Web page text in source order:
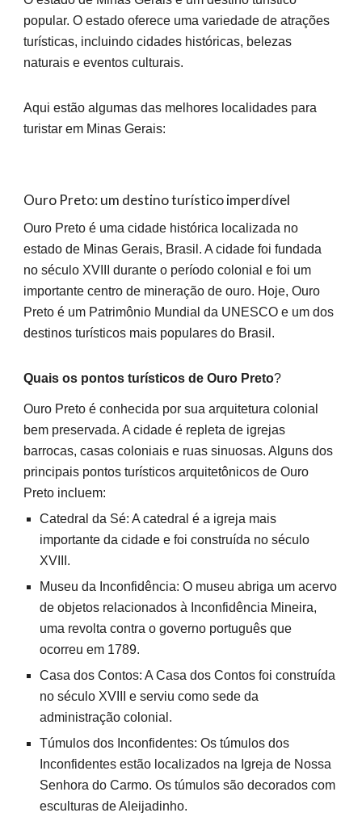
popular. O estado oferece uma variedade de atrações
turísticas, incluindo cidades históricas, belezas
naturais e eventos culturais.
Aqui estão algumas das melhores localidades para
turistarem Minas Gerais:
Ouro Preto: um destino turístico imperdível
Ouro Preto é uma cidade histórica localizada no
estado de Minas Gerais, Brasil. A cidade foi fundada
no século XVIII durante o período colonial e foi um
importante centro de mineração de ouro. Hoje, Ouro
Preto é um Patrimônio Mundial da UNESCO e um dos
destinos turísticos mais populares do Brasil.
Quais os pontos turísticos de Ouro Preto?
Ouro Preto é conhecida por sua arquitetura colonial
bem preservada. A cidade é repleta de igrejas
barrocas, casas coloniais e ruas sinuosas. Alguns dos
principais pontos turísticos arquitetônicos de Ouro
Preto incluem:
Catedral da Sé: A catedral é a igreja mais
importante da cidade e foi construída no século
XVIII.
Museu da Inconfidência: O museu abriga um acervo
de objetos relacionados à Inconfidência Mineira,
uma revolta contra o governo português que
ocorreu em 1789.
Casa dos Contos: A Casa dos Contos foi construída
no século XVIII e serviu como sede da
administração colonial.
Túmulos dos Inconfidentes: Os túmulos dos
Inconfidentes estão localizados na Igreja de Nossa
Senhora do Carmo. Os túmulos são decorados com
esculturas de Aleijadinho.